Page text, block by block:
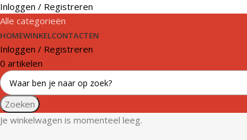
Inloggen / Registreren
Alle categorieën
HOMEWINKELCONTACTEN
Inloggen / Registreren
0 artikelen
Zoeken
Je winkelwagen is momenteel leeg.